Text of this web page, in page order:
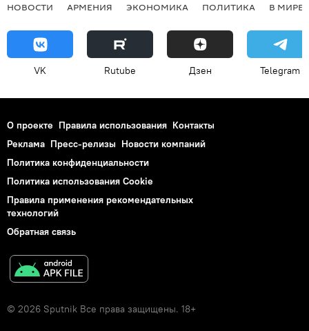
НОВОСТИ АРМЕНИЯ ЭКОНОМИКА ПОЛИТИКА В МИРЕ
VK Rutube Дзен Telegram
О проекте Правила использования Контакты
Реклама Пресс-релизы Новости компаний
Политика конфиденциальности
Политика использования Cookie
Правила применения рекомендательных
технологий
Обратная связь
© 2026 Sputnik Все права защищены. 18+